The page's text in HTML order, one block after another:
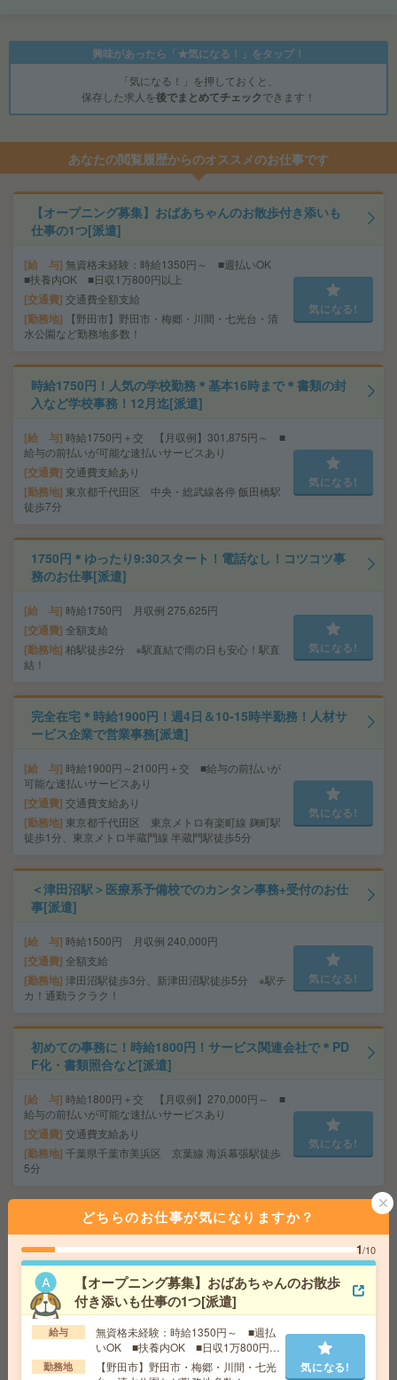
興味があったら「★気になる！」をタップ！
「気になる！」を押しておくと、
保存した求人を後でまとめてチェックできます！
あなたの閲覧履歴からのオススメのお仕事です
【オープニング募集】おばあちゃんのお散歩付き添いも
仕事の1つ[派遣]
給 与 無資格未経験：時給1350円～ ■週払いOK
■扶養内OK ■日収1万800円以上
交通費 交通費全額支給
勤務地
【野田市】野田市・梅郷・川間・七光台・清
水公園など勤務地多数！
気になる!
時給1750円！人気の学校勤務＊基本16時まで＊書類の封
入など学校事務！12月迄[派遣]
給 与 時給1750円＋交 【月収例】301,875円～ ■
給与の前払いが可能な速払いサービスあり
交通費 交通費支給あり
勤務地 東京都千代田区 中央・総武線各停 飯田橋駅
徒歩7分
気になる!
1750円＊ゆったり9:30スタート！電話なし！コツコツ事
務のお仕事[派遣]
給 与 時給1750円 月収例 275,625円
交通費 全額支給
勤務地 柏駅徒歩2分 ※駅直結で雨の日も安心！駅直
結！
気になる!
完全在宅＊時給1900円！週4日＆10-15時半勤務！人材サ
ービス企業で営業事務[派遣]
給 与 時給1900円～2100円＋交 ■給与の前払いが
可能な速払いサービスあり
交通費 交通費支給あり
勤務地 東京都千代田区 東京メトロ有楽町線 麹町駅
徒歩1分、東京メトロ半蔵門線 半蔵門駅徒歩5分
気になる!
＜津田沼駅＞医療系予備校でのカンタン事務+受付のお仕
事[派遣]
給 与 時給1500円 月収例 240,000円
交通費 全額支給
勤務地 津田沼駅徒歩3分、新津田沼駅徒歩5分 ※駅チ
カ！通勤ラクラク！
気になる!
初めての事務に！時給1800円！サービス関連会社で＊PD
F化・書類照合など[派遣]
給 与 時給1800円＋交 【月収例】270,000円～ ■
給与の前払いが可能な速払いサービスあり
交通費 交通費支給あり
勤務地 千葉県千葉市美浜区 京葉線 海浜幕張駅徒歩
5分
気になる!
1750円＊《時間相談OK！》北鎌倉駅から徒歩圏内！長
期！窓口業務[派遣]
給 与
交通費 全額支給
勤務地
北鎌倉駅徒歩15分、大船駅民間バス10分 ※
バス停：小坂小学校 徒歩１分（車・バイク・自転車
通勤OK！）
気になる!
どちらのお仕事が気になりますか？
1/10
【オープニング募集】おばあちゃんのお散歩
付き添いも仕事の1つ[派遣]
給与
無資格未経験：時給1350円～ ■週払
いOK ■扶養内OK ■日収1万800円以
上
勤務地
【野田市】野田市・梅郷・川間・七光
気になる!